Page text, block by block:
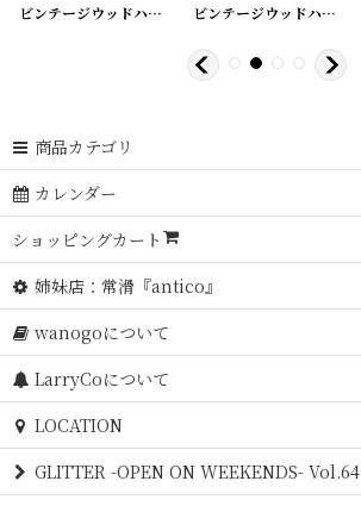
[20200425-10
ビンテージウッドハンガー シングル [20200425-11
ビンテージウッドハンガー
商品カテゴリ
カレンダー
ショッピングカート
姉妹店：常滑『antico』
wanogoについて
LarryCoについて
LOCATION
GLITTER -OPEN ON WEEKENDS- Vol.64